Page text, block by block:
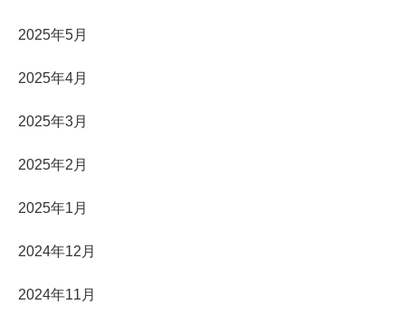
2025年5月
2025年4月
2025年3月
2025年2月
2025年1月
2024年12月
2024年11月